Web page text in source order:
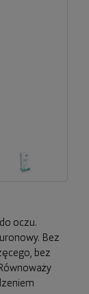
oczu.
Bez
bez